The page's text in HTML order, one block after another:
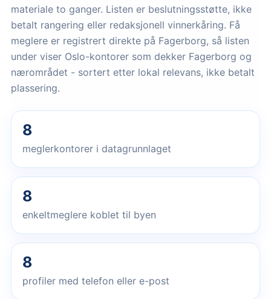
materiale to ganger. Listen er beslutningsstøtte, ikke
betalt rangering eller redaksjonell vinnerkåring. Få
meglere er registrert direkte på Fagerborg, så listen
under viser Oslo-kontorer som dekker Fagerborg og
nærområdet - sortert etter lokal relevans, ikke betalt
plassering.
8
meglerkontorer i datagrunnlaget
8
enkeltmeglere koblet til byen
8
profiler med telefon eller e-post